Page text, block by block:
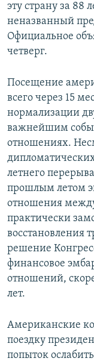
эту страну за 88
неназванный
Официальное
четверг.
Посещение
всего через 15
нормализации
важнейшим
отношениях.
летнего
прошлым летом
отношения
практически
восстановления
решение
финансовое
отношений,
лет.
Американские
поездку
попыток